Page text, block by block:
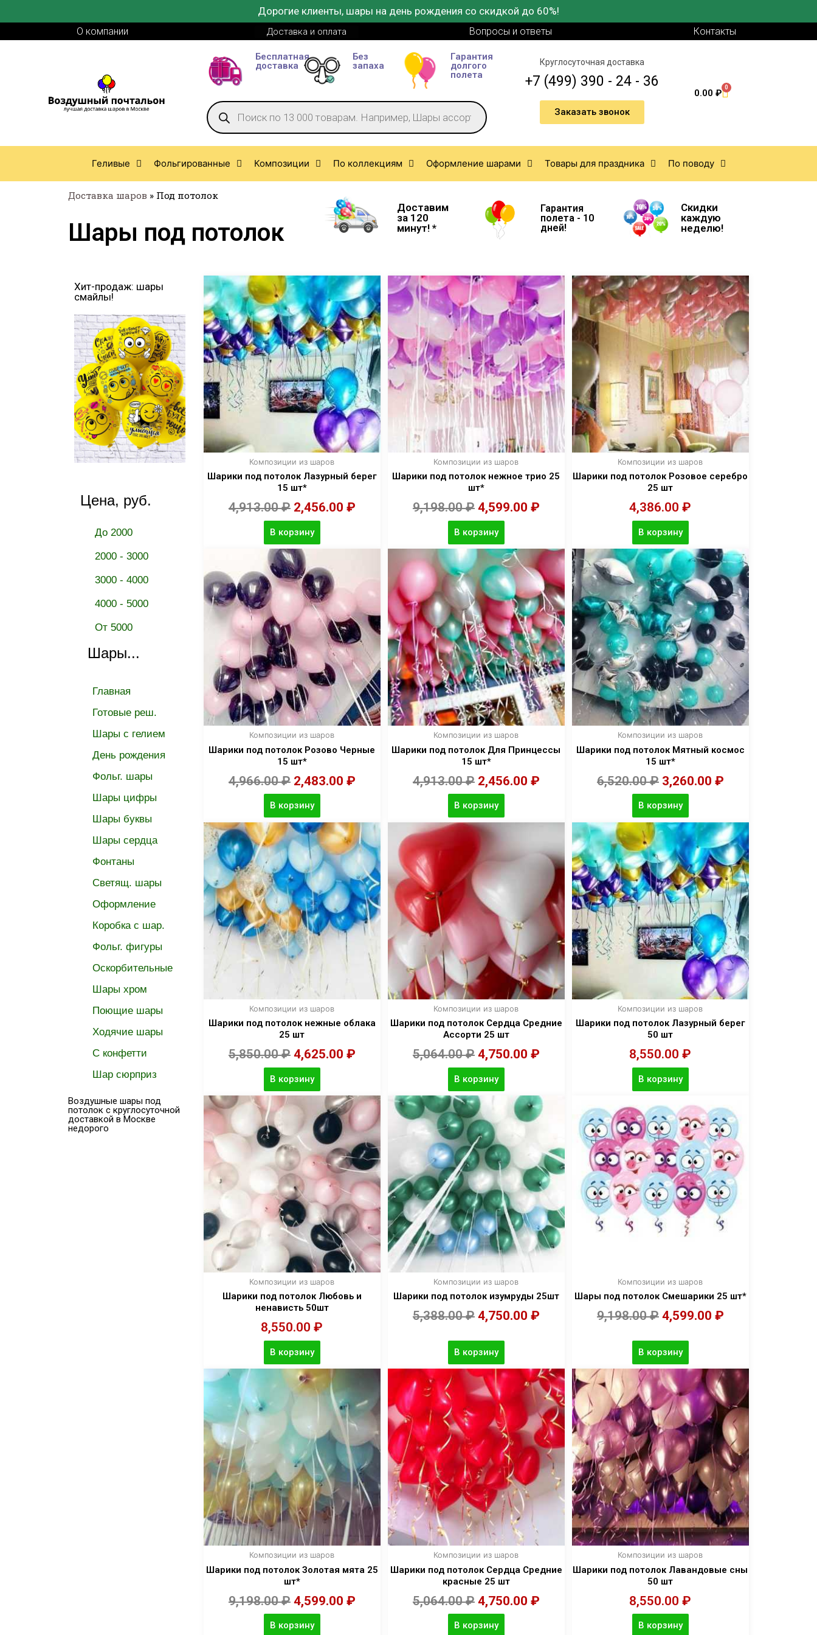
Дорогие клиенты, шары на день рождения со скидкой до 60%!
О компании Доставка и оплата Вопросы и ответы Контакты
Бесплатная
доставка
Без
запаха
Гарантия
долгого
полета
Круглосуточная доставка
+7 (499) 390 - 24 - 36
Заказать звонок
0.00₽ 0
Геливые Фольгированные Композиции По коллекциям Оформление шарами Товары для праздника По поводу
Доставка шаров » Под потолок
Шары под потолок
Доставим
за 120
минут! *
Гарантия
полета - 10
дней!
Скидки
каждую
неделю!
Хит-продаж: шары
смайлы!
Цена, руб.
До 2000
2000 - 3000
3000 - 4000
4000 - 5000
От 5000
Шары...
Главная
Готовые реш.
Шары с гелием
День рождения
Фольг. шары
Шары цифры
Шары буквы
Шары сердца
Фонтаны
Светящ. шары
Оформление
Коробка с шар.
Фольг. фигуры
Оскорбительные
Шары хром
Поющие шары
Ходячие шары
C конфетти
Шар сюрприз
Воздушные шары под
потолок с круглосуточной
доставкой в Москве
недорого
Композиции из шаров
Шарики под потолок Лазурный берег
15 шт*
4,913.00₽ 2,456.00 ₽
В корзину
Композиции из шаров
Шарики под потолок нежное трио 25
шт*
9,198.00₽ 4,599.00 ₽
В корзину
Композиции из шаров
Шарики под потолок Розовое серебро
25 шт
4,386.00₽
В корзину
Композиции из шаров
Шарики под потолок Розово Черные
15 шт*
4,966.00₽ 2,483.00 ₽
В корзину
Композиции из шаров
Шарики под потолок Для Принцессы
15 шт*
4,913.00₽ 2,456.00 ₽
В корзину
Композиции из шаров
Шарики под потолок Мятный космос
15 шт*
6,520.00₽ 3,260.00 ₽
В корзину
Композиции из шаров
Шарики под потолок нежные облака
25 шт
5,850.00₽ 4,625.00 ₽
В корзину
Композиции из шаров
Шарики под потолок Сердца Средние
Ассорти 25 шт
5,064.00₽ 4,750.00 ₽
В корзину
Композиции из шаров
Шарики под потолок Лазурный берег
50 шт
8,550.00₽
В корзину
Композиции из шаров
Шарики под потолок Любовь и
ненависть 50шт
8,550.00₽
В корзину
Композиции из шаров
Шарики под потолок изумруды 25шт
5,388.00₽ 4,750.00 ₽
В корзину
Композиции из шаров
Шары под потолок Смешарики 25 шт*
9,198.00₽ 4,599.00 ₽
В корзину
Композиции из шаров
Шарики под потолок Золотая мята 25
шт*
9,198.00₽ 4,599.00 ₽
В корзину
Композиции из шаров
Шарики под потолок Сердца Средние
красные 25 шт
5,064.00₽ 4,750.00 ₽
В корзину
Композиции из шаров
Шарики под потолок Лавандовые сны
50 шт
8,550.00₽
В корзину